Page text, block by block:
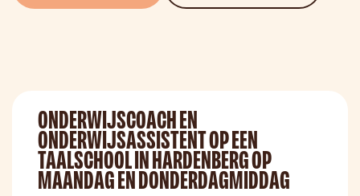
ONDERWIJSCOACH EN
ONDERWIJSASSISTENT OP EEN
TAALSCHOOL IN HARDENBERG OP
MAANDAG EN DONDERDAGMIDDAG